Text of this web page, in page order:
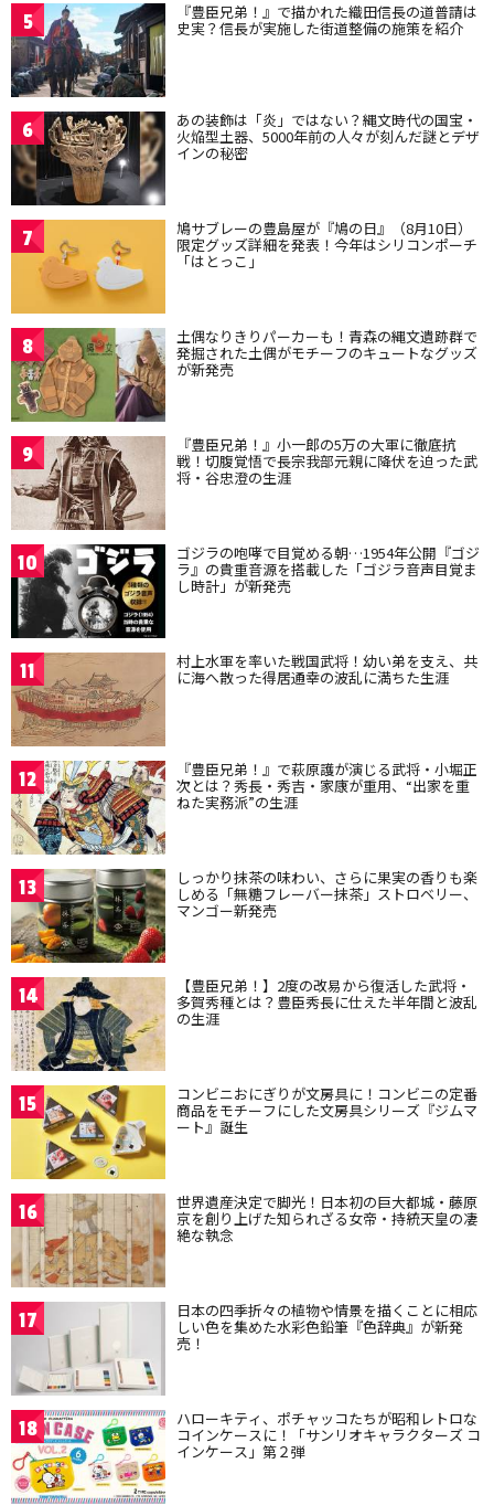
5 『豊臣兄弟！』で描かれた織田信長の道普請は
史実？信長が実施した街道整備の施策を紹介
6 あの装飾は「炎」ではない？縄文時代の国宝・
火焔型土器、5000年前の人々が刻んだ謎とデザ
インの秘密
7 鳩サブレーの豊島屋が『鳩の日』（8月10日）
限定グッズ詳細を発表！今年はシリコンポーチ
「はとっこ」
8 土偶なりきりパーカーも！青森の縄文遺跡群で
発掘された土偶がモチーフのキュートなグッズ
が新発売
9 『豊臣兄弟！』小一郎の5万の大軍に徹底抗
戦！切腹覚悟で長宗我部元親に降伏を迫った武
将・谷忠澄の生涯
10 ゴジラの咆哮で目覚める朝…1954年公開『ゴジ
ラ』の貴重音源を搭載した「ゴジラ音声目覚ま
し時計」が新発売
11 村上水軍を率いた戦国武将！幼い弟を支え、共
に海へ散った得居通幸の波乱に満ちた生涯
12 『豊臣兄弟！』で萩原護が演じる武将・小堀正
次とは？秀長・秀吉・家康が重用、“出家を重
ねた実務派”の生涯
13 しっかり抹茶の味わい、さらに果実の香りも楽
しめる「無糖フレーバー抹茶」ストロベリー、
マンゴー新発売
14 【豊臣兄弟！】2度の改易から復活した武将・
多賀秀種とは？豊臣秀長に仕えた半年間と波乱
の生涯
15 コンビニおにぎりが文房具に！コンビニの定番
商品をモチーフにした文房具シリーズ『ジムマ
ート』誕生
16 世界遺産決定で脚光！日本初の巨大都城・藤原
京を創り上げた知られざる女帝・持統天皇の凄
絶な執念
17 日本の四季折々の植物や情景を描くことに相応
しい色を集めた水彩色鉛筆『色辞典』が新発
売！
18 ハローキティ、ポチャッコたちが昭和レトロな
コインケースに！「サンリオキャラクターズ コ
インケース」第２弾